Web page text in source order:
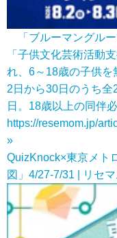
「ブルーマングルー
「子供文化芸術活動
れ、6～18歳の子供を
2日から30日のうち
日。18歳以上の同伴
https://resemom.jp/
»
QuizKnock×東京メト
図」4/27-7/31 | リセマ